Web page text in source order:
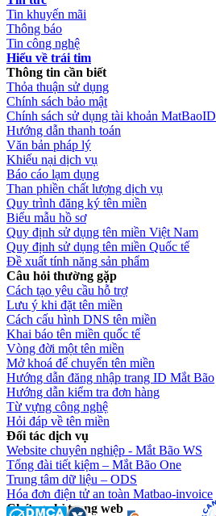
Tin khuyến mãi
Thông báo
Tin công nghệ
Hiểu về trái tim
Thông tin cần biết
Thỏa thuận sử dụng
Chính sách bảo mật
Chính sách sử dụng tài khoản MatBaoID
Hướng dẫn thanh toán
Văn bản pháp lý
Khiếu nại dịch vụ
Báo cáo lạm dụng
Than phiền chất lượng dịch vụ
Quy trình đăng ký tên miền
Biểu mẫu hồ sơ
Quy định sử dụng tên miền Việt Nam
Quy định sử dụng tên miền Quốc tế
Đề xuất tính năng sản phẩm
Câu hỏi thường gặp
Cách tạo yêu cầu hỗ trợ
Lưu ý khi đặt tên miền
Cách cấu hình DNS tên miền
Khai báo tên miền quốc tế
Vòng đời một tên miền
Mở khoá để chuyển tên miền
Hướng dẫn đăng nhập trang ID Mắt Bão
Hướng dẫn kiểm tra đơn hàng
Từ vựng công nghệ
Hỏi đáp về tên miền
Đối tác dịch vụ
Website chuyên nghiệp - Mắt Bão WS
Tổng đài tiết kiệm – Mắt Bão One
Trung tâm dữ liệu – ODS
Hóa đơn điện tử an toàn Matbao-invoice
Chứng chỉ trang web